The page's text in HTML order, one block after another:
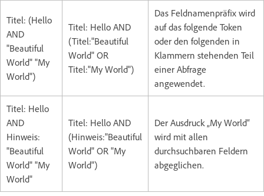
Titel: (Hello
AND
"Beautiful
World" "My
World")
Titel: Hello AND
(Titel:"Beautiful
World" OR
Titel:"My World")
Das Feldnamenpräfix wird
auf das folgende Token
oder den folgenden in
Klammern stehenden Teil
einer Abfrage
angewendet.
Titel: Hello
AND
Hinweis:
"Beautiful
World" "My
World"
Titel: Hello AND
(Hinweis:"Beautiful
World" OR "My
World")
Der Ausdruck „My World“
wird mit allen
durchsuchbaren Feldern
abgeglichen.